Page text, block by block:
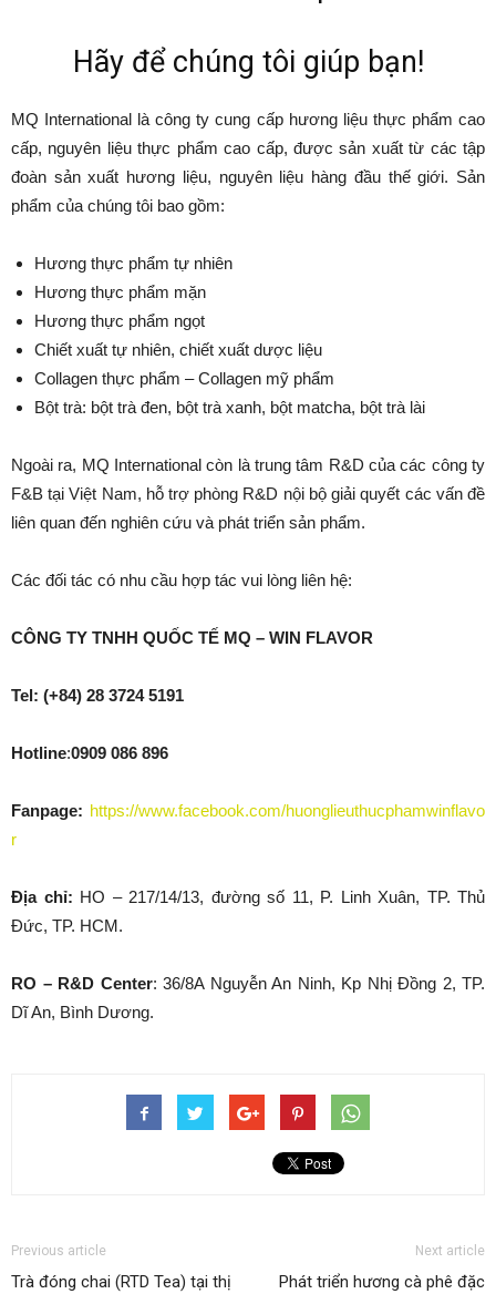
Hãy để chúng tôi giúp bạn!
MQ International là công ty cung cấp hương liệu thực phẩm cao
cấp, nguyên liệu thực phẩm cao cấp, được sản xuất từ các tập
đoàn sản xuất hương liệu, nguyên liệu hàng đầu thế giới. Sản
phẩm của chúng tôi bao gồm:
Hương thực phẩm tự nhiên
Hương thực phẩm mặn
Hương thực phẩm ngọt
Chiết xuất tự nhiên, chiết xuất dược liệu
Collagen thực phẩm – Collagen mỹ phẩm
Bột trà: bột trà đen, bột trà xanh, bột matcha, bột trà lài
Ngoài ra, MQ International còn là trung tâm R&D của các công ty
F&B tại Việt Nam, hỗ trợ phòng R&D nội bộ giải quyết các vấn đề
liên quan đến nghiên cứu và phát triển sản phẩm.
Các đối tác có nhu cầu hợp tác vui lòng liên hệ:
CÔNG TY TNHH QUỐC TẾ MQ – WIN FLAVOR
Tel: (+84) 28 3724 5191
Hotline:0909 086 896
Fanpage: https://www.facebook.com/huonglieuthucphamwinflavo
r
Địa chỉ: HO – 217/14/13, đường số 11, P. Linh Xuân, TP. Thủ
Đức, TP. HCM.
RO – R&D Center: 36/8A Nguyễn An Ninh, Kp Nhị Đồng 2, TP.
Dĩ An, Bình Dương.
Previous article
Trà đóng chai (RTD Tea) tại thị
Next article
Phát triển hương cà phê đặc